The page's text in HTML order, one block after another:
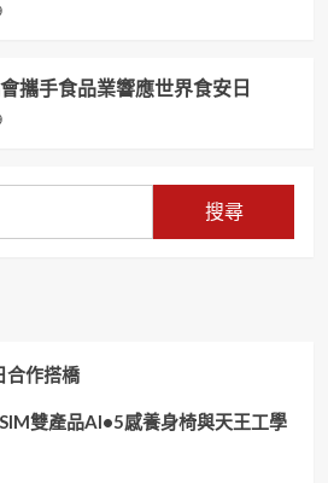
攜手食品業響應世界食安日
合作搭橋
雙產品AI•5感養身椅與天王工學